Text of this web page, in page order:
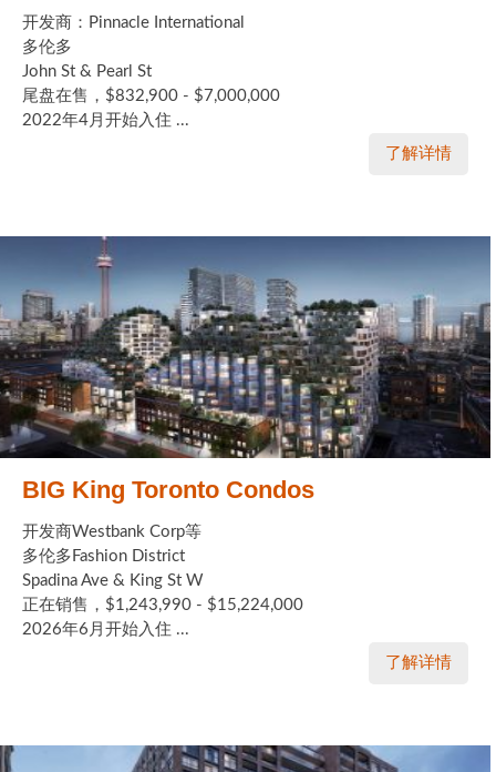
开发商：Pinnacle International
多伦多
John St & Pearl St
尾盘在售，$832,900 - $7,000,000
2022年4月开始入住 ...
了解详情
BIG King Toronto Condos
开发商Westbank Corp等
多伦多Fashion District
Spadina Ave & King St W
正在销售，$1,243,990 - $15,224,000
2026年6月开始入住 ...
了解详情